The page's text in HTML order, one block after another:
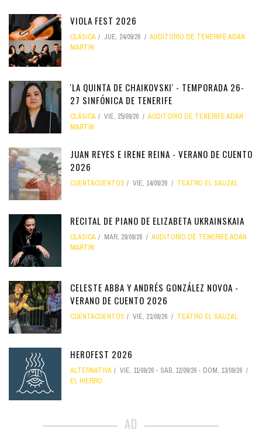
VIOLA FEST 2026
CLÁSICA JUE, 24/09/26
AUDITORIO DE TENERIFE ADÁN
MARTÍN
'LA QUINTA DE CHAIKOVSKI' - TEMPORADA 26-
27 SINFÓNICA DE TENERIFE
CLÁSICA VIE, 25/09/26
AUDITORIO DE TENERIFE ADÁN
MARTÍN
JUAN REYES E IRENE REINA - VERANO DE CUENTO
2026
CUENTACUENTOS VIE, 14/08/26 TEATRO EL SAUZAL
RECITAL DE PIANO DE ELIZABETA UKRAINSKAIA
CLÁSICA MAR, 29/09/26
AUDITORIO DE TENERIFE ADÁN
MARTÍN
CELESTE ABBA Y ANDRÉS GONZÁLEZ NOVOA -
VERANO DE CUENTO 2026
CUENTACUENTOS VIE, 21/08/26 TEATRO EL SAUZAL
HEROFEST 2026
ALTERNATIVA VIE, 11/09/26 - SÁB, 12/09/26 - DOM, 13/09/26
EL HIERRO
AD